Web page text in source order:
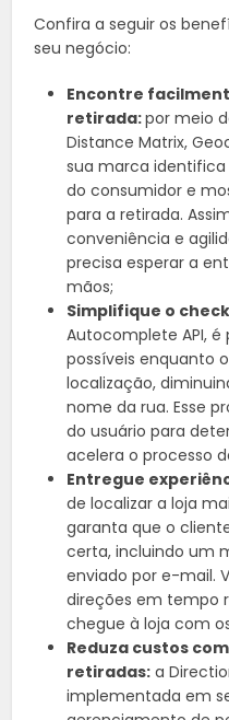
Confira a seguir os
seu negócio:
Encontre
retirada:por meio
Distance Matrix,
sua marca
do consumidor e
para a retirada.
conveniência e
precisa esperar a
mãos;
Simplifique o
Autocomplete API, é
possíveis enquanto
localização,
nome da rua. Esse
do usuário para
acelera o processo
Entregue
de localizar a loja
garanta que o
certa, incluindo um
enviado por e-mail.
direções em tempo
chegue à loja com
Reduza custos
retiradas: a
implementada em